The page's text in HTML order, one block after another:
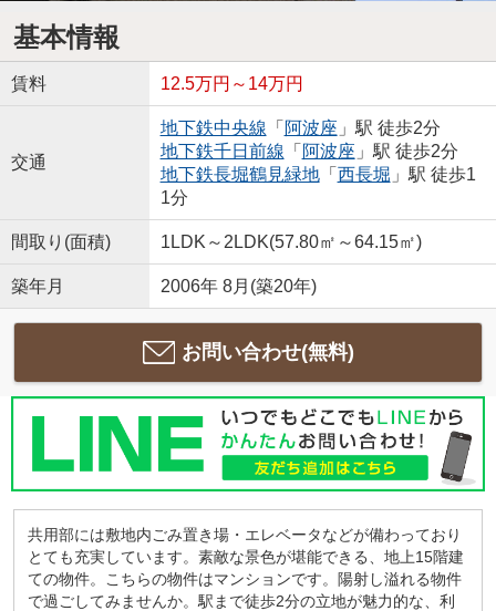
基本情報
賃料 12.5万円～14万円
交通
地下鉄中央線 「 阿波座 」駅 徒歩2分
地下鉄千日前線 「 阿波座 」駅 徒歩2分
地下鉄長堀鶴見緑地「 西長堀 」駅 徒歩1
1分
間取り(面積) 1LDK～2LDK(57.80㎡～64.15㎡)
築年月 2006年 8月(築20年)
お問い合わせ(無料)
共用部には敷地内ごみ置き場・エレベータなどが備わっており
とても充実しています。素敵な景色が堪能できる、地上15階建
ての物件。こちらの物件はマンションです。陽射し溢れる物件
で過ごしてみませんか。駅まで徒歩2分の立地が魅力的な、利